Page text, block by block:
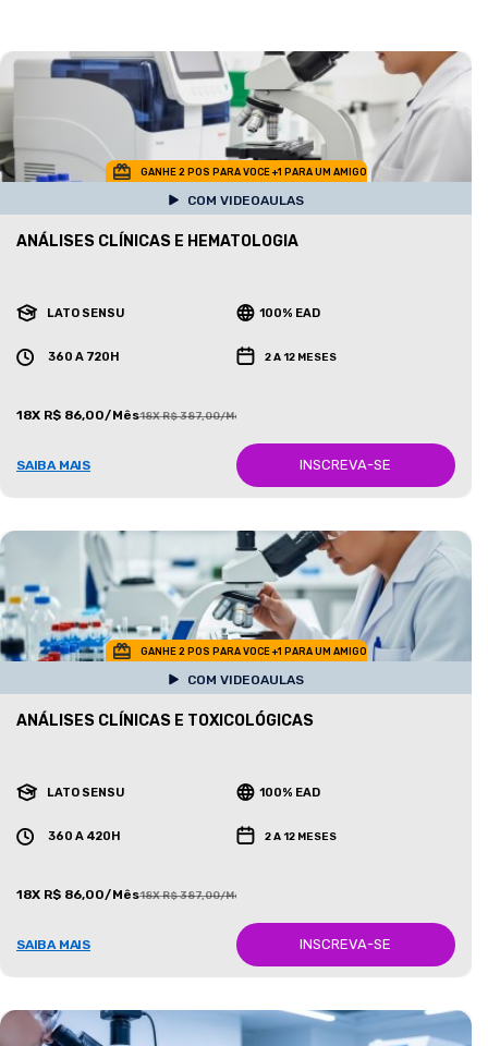
GANHE 2 POS PARA VOCE +1 PARA UM AMIGO
COM VIDEOAULAS
ANÁLISES CLÍNICAS E HEMATOLOGIA
LATO SENSU 100% EAD
360 A 720H 2 A 12 MESES
18X R$ 86,00/Mês18X R$ 387,00/Mês
SAIBA MAIS INSCREVA-SE
GANHE 2 POS PARA VOCE +1 PARA UM AMIGO
COM VIDEOAULAS
ANÁLISES CLÍNICAS E TOXICOLÓGICAS
LATO SENSU 100% EAD
360 A 420H 2 A 12 MESES
18X R$ 86,00/Mês18X R$ 387,00/Mês
SAIBA MAIS INSCREVA-SE